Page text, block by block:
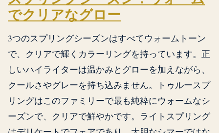
でクリアなグロー
3つのスプリングシーズンはすべてウォームトーン
で、クリアで輝くカラーリングを持っています。正
しいハイライターは温かみとグローを加えながら、
クールさやグレーを持ち込みません。トゥルースプ
リングはこのファミリーで最も純粋にウォームなシ
ーズンで、クリアで鮮やかです。ライトスプリング